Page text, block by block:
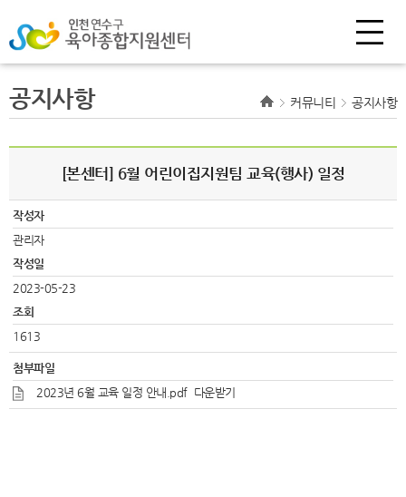
공지사항 커뮤니티 공지사항
[본센터] 6월 어린이집지원팀 교육(행사) 일정
작성자
관리자
작성일
2023-05-23
조회
1613
첨부파일
2023년 6월 교육 일정 안내.pdf 다운받기